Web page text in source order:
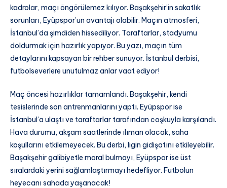
kadrolar, maçı öngörülemez kılıyor. Başakşehir’in sakatlık
sorunları, Eyüpspor’un avantajı olabilir. Maçın atmosferi,
İstanbul’da şimdiden hissediliyor. Taraftarlar, stadyumu
doldurmak için hazırlık yapıyor. Bu yazı, maçın tüm
detaylarını kapsayan bir rehber sunuyor. İstanbul derbisi,
futbolseverlere unutulmaz anlar vaat ediyor!
Maç öncesi hazırlıklar tamamlandı. Başakşehir, kendi
tesislerinde son antrenmanlarını yaptı. Eyüpspor ise
İstanbul’a ulaştı ve taraftarlar tarafından coşkuyla karşılandı.
Hava durumu, akşam saatlerinde ılıman olacak, saha
koşullarını etkilemeyecek. Bu derbi, ligin gidişatını etkileyebilir.
Başakşehir galibiyetle moral bulmayı, Eyüpspor ise üst
sıralardaki yerini sağlamlaştırmayı hedefliyor. Futbolun
heyecanı sahada yaşanacak!